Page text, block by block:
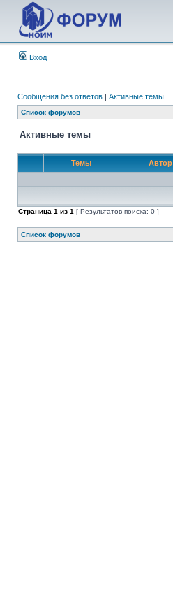
Вход
Сообщения без ответов | Активные темы
Список форумов
Активные темы
Темы Автор
Страница 1 из 1 [ Результатов поиска: 0 ]
Список форумов